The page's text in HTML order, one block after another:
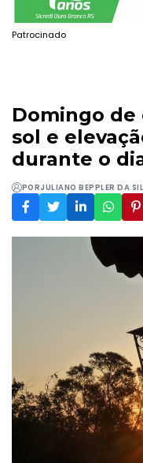
Patrocinado
Domingo de
sol e
durante o
PORJULIANO BEPPLER DA